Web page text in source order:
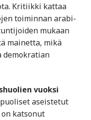
Kritiikki kattaa
toiminnan arabi-
mukaan
mainetta, mikä
vuoksi
aseistetut
katsonut